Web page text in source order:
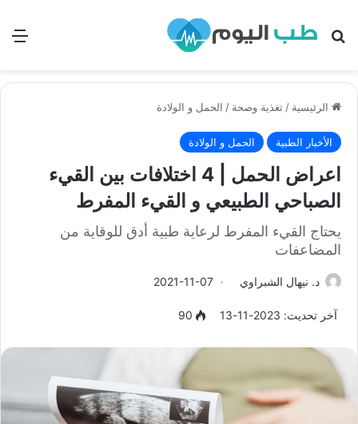
بحث
الرئيسية / تغذية وصحة / الحمل و الولادة
الأخبار الطبية الحمل و الولادة
اعراض الحمل | 4 اختلافات بين القيء
الصباحي الطبيعي و القيء المفرط
يحتاج القيء المفرط لرعاية طبية أدق للوقاية من
المضاعفات
د. نيهال الشبراوي 2021-11-07
آخر تحديث: 2023-11-13 90